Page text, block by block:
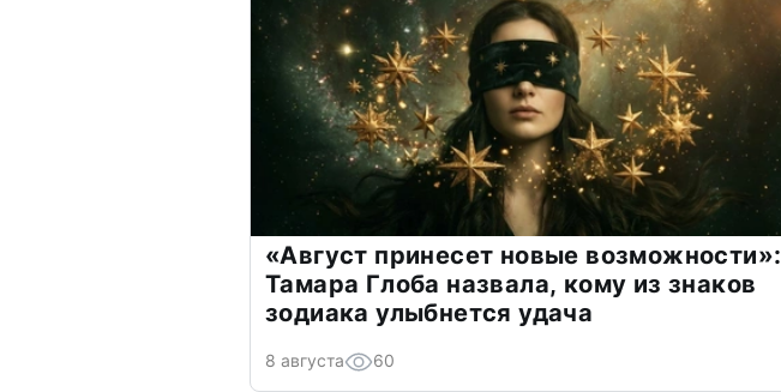
«Август принесет новые возможности»:
Тамара Глоба назвала, кому из знаков
зодиака улыбнется удача
8 августа 60